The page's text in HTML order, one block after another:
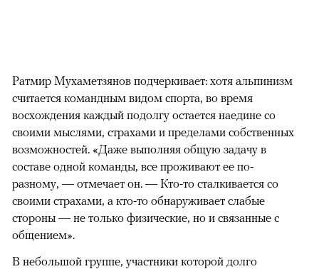
Ратмир Мухаметзянов подчеркивает: хотя альпинизм
считается командным видом спорта, во время
восхождения каждый подолгу остается наедине со
своими мыслями, страхами и пределами собственных
возможностей. «Даже выполняя общую задачу в
составе одной команды, все проживают ее по-
разному, — отмечает он. — Кто-то сталкивается со
своими страхами, а кто-то обнаруживает слабые
стороны — не только физические, но и связанные с
общением».
В небольшой группе, участники которой долго